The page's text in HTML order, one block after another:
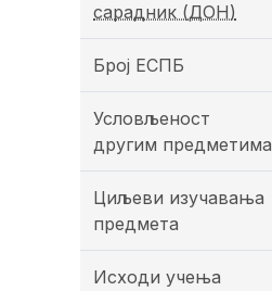
сарадник (ДОН)
Број ЕСПБ
Условљеност
другим предметима
Циљеви изучавања
предмета
Исходи учења